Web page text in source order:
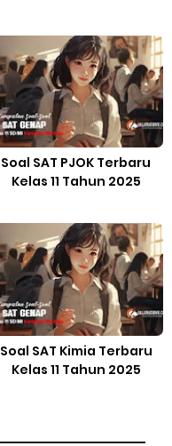
Soal SAT PJOK Terbaru
Kelas 11 Tahun 2025
Soal SAT Kimia Terbaru
Kelas 11 Tahun 2025